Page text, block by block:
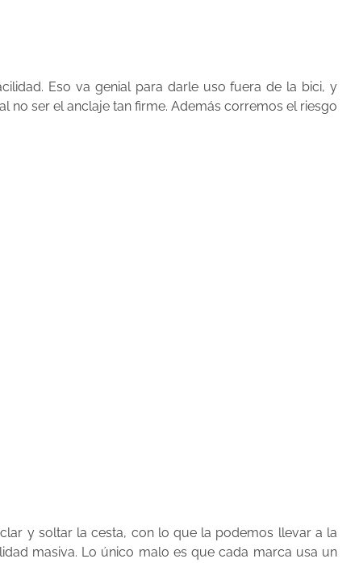
Eso va genial para darle uso fuera de la bici, y
ser el anclaje tan firme. Además corremos el riesgo
y soltar la cesta, con lo que la podemos llevar a la
masiva. Lo único malo es que cada marca usa un